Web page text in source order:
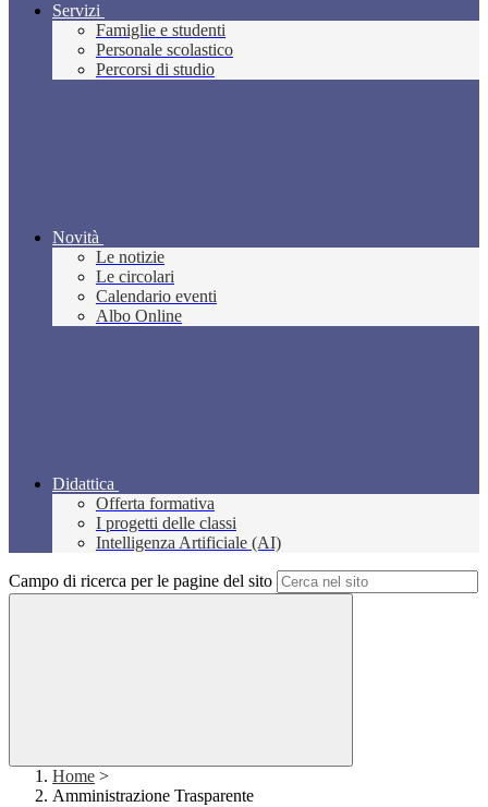
Servizi
Famiglie e studenti
Personale scolastico
Percorsi di studio
Novità
Le notizie
Le circolari
Calendario eventi
Albo Online
Didattica
Offerta formativa
I progetti delle classi
Intelligenza Artificiale (AI)
Campo di ricerca per le pagine del sito
Home >
Amministrazione Trasparente